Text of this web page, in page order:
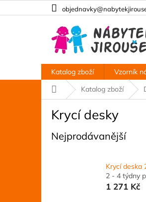
na
Katalog zboží Vzorník
Domů
Katalog zboží
Krycí desky
Nejprodávanější
Krycí deska
2 - 4 týdny
1 271 Kč